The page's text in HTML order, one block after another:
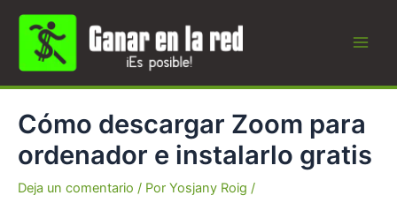
contenido
Cómo descargar Zoom para
ordenador e instalarlo gratis
Deja un comentario / Por Yosjany Roig /